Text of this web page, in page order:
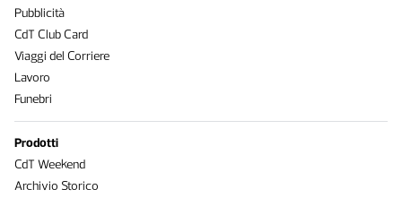
Pubblicità
CdT Club Card
Viaggi del Corriere
Lavoro
Funebri
Prodotti
CdT Weekend
Archivio Storico